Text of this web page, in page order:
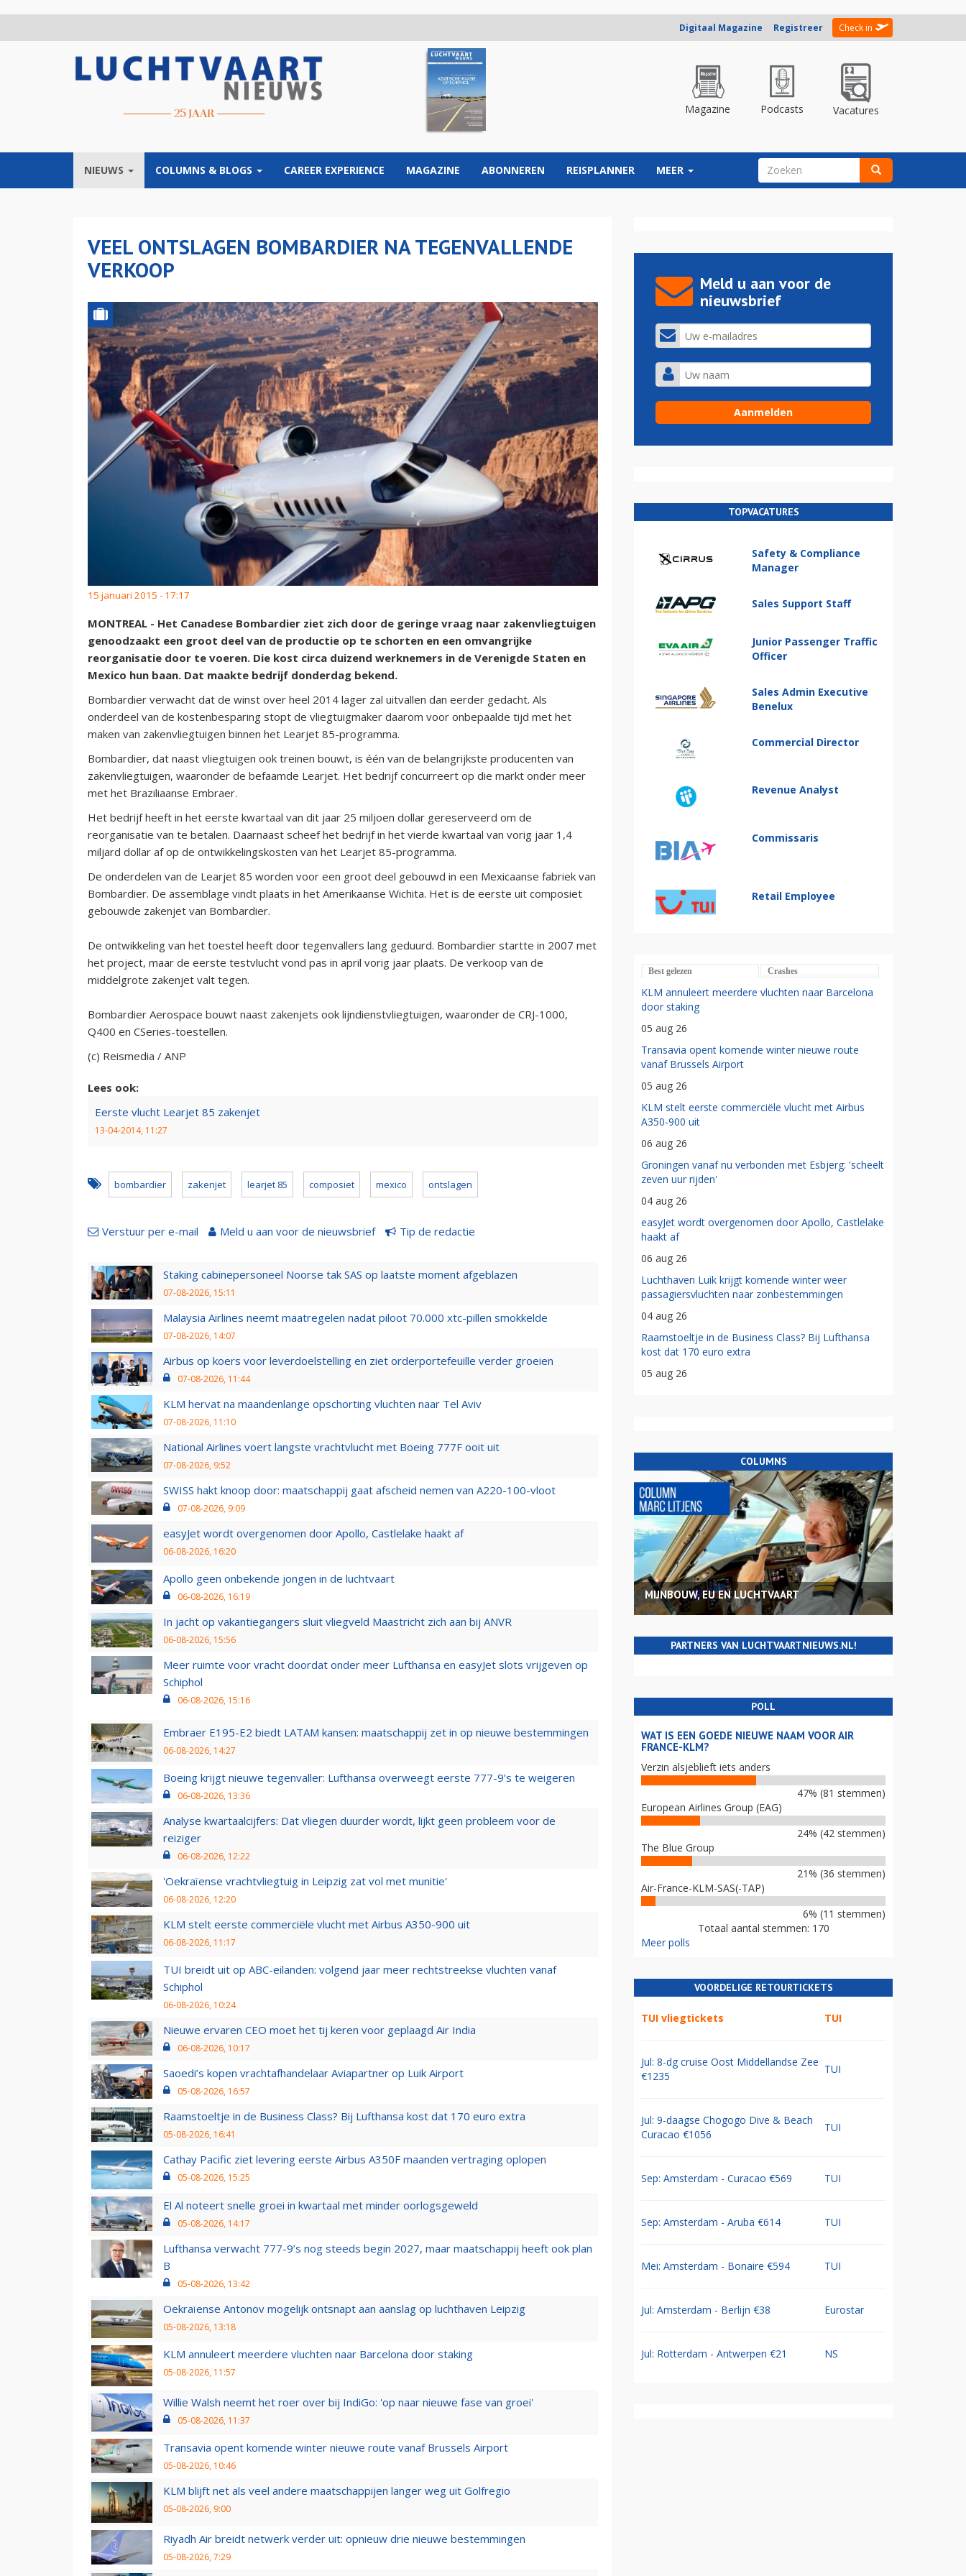
Digitaal Magazine Registreer Check in
Magazine Podcasts Vacatures
NIEUWS COLUMNS & BLOGS CAREER EXPERIENCE MAGAZINE ABONNEREN REISPLANNER MEER ZOEKVELD
VEEL ONTSLAGEN BOMBARDIER NA TEGENVALLENDE
VERKOOP
15 januari 2015 - 17:17
MONTREAL - Het Canadese Bombardier ziet zich door de geringe vraag naar zakenvliegtuigen
genoodzaakt een groot deel van de productie op te schorten en een omvangrijke
reorganisatie door te voeren. Die kost circa duizend werknemers in de Verenigde Staten en
Mexico hun baan. Dat maakte bedrijf donderdag bekend.
Bombardier verwacht dat de winst over heel 2014 lager zal uitvallen dan eerder gedacht. Als
onderdeel van de kostenbesparing stopt de vliegtuigmaker daarom voor onbepaalde tijd met het
maken van zakenvliegtuigen binnen het Learjet 85-programma.
Bombardier, dat naast vliegtuigen ook treinen bouwt, is één van de belangrijkste producenten van
zakenvliegtuigen, waaronder de befaamde Learjet. Het bedrijf concurreert op die markt onder meer
met het Braziliaanse Embraer.
Het bedrijf heeft in het eerste kwartaal van dit jaar 25 miljoen dollar gereserveerd om de
reorganisatie van te betalen. Daarnaast scheef het bedrijf in het vierde kwartaal van vorig jaar 1,4
miljard dollar af op de ontwikkelingskosten van het Learjet 85-programma.
De onderdelen van de Learjet 85 worden voor een groot deel gebouwd in een Mexicaanse fabriek van
Bombardier. De assemblage vindt plaats in het Amerikaanse Wichita. Het is de eerste uit composiet
gebouwde zakenjet van Bombardier.
De ontwikkeling van het toestel heeft door tegenvallers lang geduurd. Bombardier startte in 2007 met
het project, maar de eerste testvlucht vond pas in april vorig jaar plaats. De verkoop van de
middelgrote zakenjet valt tegen.
Bombardier Aerospace bouwt naast zakenjets ook lijndienstvliegtuigen, waaronder de CRJ-1000,
Q400 en CSeries-toestellen.
(c) Reismedia / ANP
Lees ook:
Eerste vlucht Learjet 85 zakenjet
13-04-2014, 11:27
bombardier zakenjet learjet 85 composiet mexico ontslagen
Verstuur per e-mail Meld u aan voor de nieuwsbrief Tip de redactie
Staking cabinepersoneel Noorse tak SAS op laatste moment afgeblazen
07-08-2026, 15:11
Malaysia Airlines neemt maatregelen nadat piloot 70.000 xtc-pillen smokkelde
07-08-2026, 14:07
Airbus op koers voor leverdoelstelling en ziet orderportefeuille verder groeien
07-08-2026, 11:44
KLM hervat na maandenlange opschorting vluchten naar Tel Aviv
07-08-2026, 11:10
National Airlines voert langste vrachtvlucht met Boeing 777F ooit uit
07-08-2026, 9:52
SWISS hakt knoop door: maatschappij gaat afscheid nemen van A220-100-vloot
07-08-2026, 9:09
easyJet wordt overgenomen door Apollo, Castlelake haakt af
06-08-2026, 16:20
Apollo geen onbekende jongen in de luchtvaart
06-08-2026, 16:19
In jacht op vakantiegangers sluit vliegveld Maastricht zich aan bij ANVR
06-08-2026, 15:56
Meer ruimte voor vracht doordat onder meer Lufthansa en easyJet slots vrijgeven op
Schiphol
06-08-2026, 15:16
Embraer E195-E2 biedt LATAM kansen: maatschappij zet in op nieuwe bestemmingen
06-08-2026, 14:27
Boeing krijgt nieuwe tegenvaller: Lufthansa overweegt eerste 777-9’s te weigeren
06-08-2026, 13:36
Analyse kwartaalcijfers: Dat vliegen duurder wordt, lijkt geen probleem voor de
reiziger
06-08-2026, 12:22
'Oekraïense vrachtvliegtuig in Leipzig zat vol met munitie'
06-08-2026, 12:20
KLM stelt eerste commerciële vlucht met Airbus A350-900 uit
06-08-2026, 11:17
TUI breidt uit op ABC-eilanden: volgend jaar meer rechtstreekse vluchten vanaf
Schiphol
06-08-2026, 10:24
Nieuwe ervaren CEO moet het tij keren voor geplaagd Air India
06-08-2026, 10:17
Saoedi’s kopen vrachtafhandelaar Aviapartner op Luik Airport
05-08-2026, 16:57
Raamstoeltje in de Business Class? Bij Lufthansa kost dat 170 euro extra
05-08-2026, 16:41
Cathay Pacific ziet levering eerste Airbus A350F maanden vertraging oplopen
05-08-2026, 15:25
El Al noteert snelle groei in kwartaal met minder oorlogsgeweld
05-08-2026, 14:17
Lufthansa verwacht 777-9’s nog steeds begin 2027, maar maatschappij heeft ook plan
B
05-08-2026, 13:42
Oekraïense Antonov mogelijk ontsnapt aan aanslag op luchthaven Leipzig
05-08-2026, 13:18
KLM annuleert meerdere vluchten naar Barcelona door staking
05-08-2026, 11:57
Willie Walsh neemt het roer over bij IndiGo: 'op naar nieuwe fase van groei'
05-08-2026, 11:37
Transavia opent komende winter nieuwe route vanaf Brussels Airport
05-08-2026, 10:46
KLM blijft net als veel andere maatschappijen langer weg uit Golfregio
05-08-2026, 9:00
Riyadh Air breidt netwerk verder uit: opnieuw drie nieuwe bestemmingen
05-08-2026, 7:29
Meld u aan voor de
nieuwsbrief
TOPVACATURES
Safety & Compliance
Manager
Sales Support Staff
Junior Passenger Traffic
Officer
Sales Admin Executive
Benelux
Commercial Director
Revenue Analyst
Commissaris
Retail Employee
Best gelezen Crashes
KLM annuleert meerdere vluchten naar Barcelona
door staking
05 aug 26
Transavia opent komende winter nieuwe route
vanaf Brussels Airport
05 aug 26
KLM stelt eerste commerciële vlucht met Airbus
A350-900 uit
06 aug 26
Groningen vanaf nu verbonden met Esbjerg: 'scheelt
zeven uur rijden'
04 aug 26
easyJet wordt overgenomen door Apollo, Castlelake
haakt af
06 aug 26
Luchthaven Luik krijgt komende winter weer
passagiersvluchten naar zonbestemmingen
04 aug 26
Raamstoeltje in de Business Class? Bij Lufthansa
kost dat 170 euro extra
05 aug 26
COLUMNS
MIJNBOUW, EU EN LUCHTVAART
PARTNERS VAN LUCHTVAARTNIEUWS.NL!
POLL
WAT IS EEN GOEDE NIEUWE NAAM VOOR AIR
FRANCE-KLM?
Verzin alsjeblieft iets anders
47% (81 stemmen)
European Airlines Group (EAG)
24% (42 stemmen)
The Blue Group
21% (36 stemmen)
Air-France-KLM-SAS(-TAP)
6% (11 stemmen)
Totaal aantal stemmen: 170
Meer polls
VOORDELIGE RETOURTICKETS
TUI vliegtickets TUI
Jul: 8-dg cruise Oost Middellandse Zee
€1235
TUI
Jul: 9-daagse Chogogo Dive & Beach
Curacao €1056
TUI
Sep: Amsterdam - Curacao €569 TUI
Sep: Amsterdam - Aruba €614 TUI
Mei: Amsterdam - Bonaire €594 TUI
Jul: Amsterdam - Berlijn €38 Eurostar
Jul: Rotterdam - Antwerpen €21 NS